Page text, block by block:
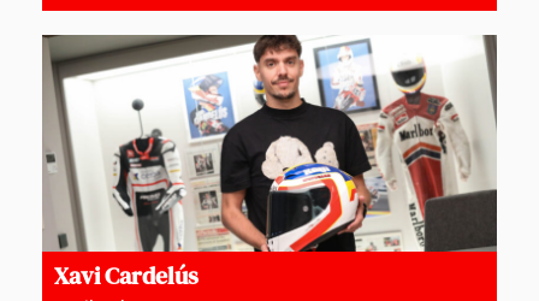
Xavi Cardelús